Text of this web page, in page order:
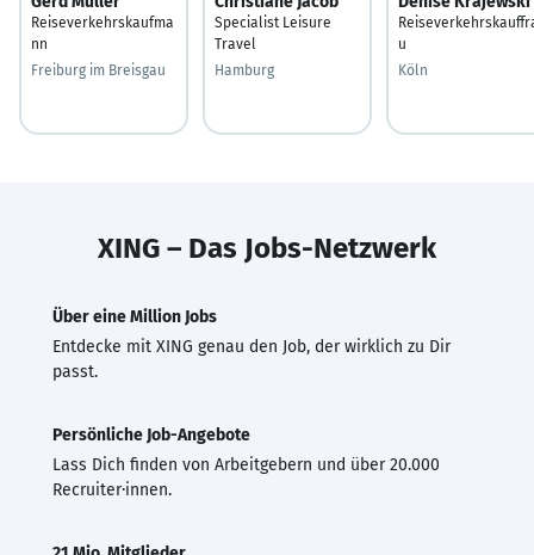
Reiseverkehrskaufma
nn
Freiburg im Breisgau
Specialist Leisure
Travel
Hamburg
u
Köln
XING – Das Jobs-Netzwerk
Über eine Million Jobs
Entdecke mit XING genau den Job, der wirklich zu Dir
passt.
Persönliche Job-Angebote
Lass Dich finden von Arbeitgebern und über 20.000
Recruiter·innen.